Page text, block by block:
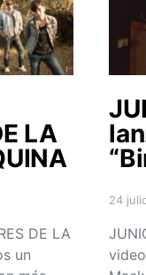
LA
DE LA
un
24